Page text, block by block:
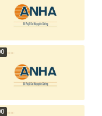
1:00
1:00